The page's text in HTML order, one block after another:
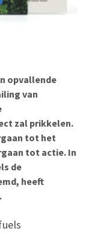
opvallende
van
zal prikkelen.
tot het
tot actie. In
de
heeft